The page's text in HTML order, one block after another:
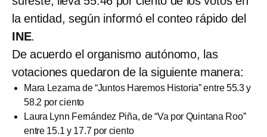
la entidad, según informó el conteo rápido del
INE.
De acuerdo el organismo autónomo, las
votaciones quedaron de la siguiente manera:
Mara Lezama de “Juntos Haremos Historia” entre 55.3 y
58.2 por ciento
Laura Lynn Fernández Piña, de “Va por Quintana Roo”
entre 15.1 y 17.7 por ciento